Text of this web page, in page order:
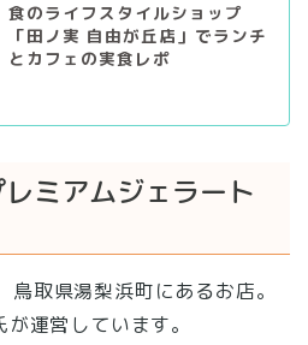
食のライフスタイルショップ
「田ノ実 自由が丘店」でランチ
とカフェの実食レポ
ミアムジェラート
鳥取県湯梨浜町にあるお店。
運営しています。